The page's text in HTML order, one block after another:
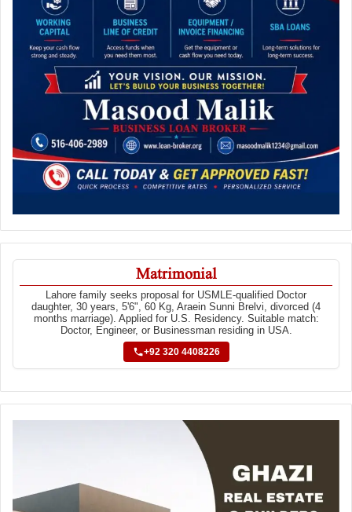
Matrimonial
Lahore family seeks proposal for USMLE-qualified Doctor
daughter, 30 years, 5'6", 60 Kg, Araein Sunni Brelvi, divorced (4
months marriage). Applied for U.S. Residency. Suitable match:
Doctor, Engineer, or Businessman residing in USA.
+92 320 4408226